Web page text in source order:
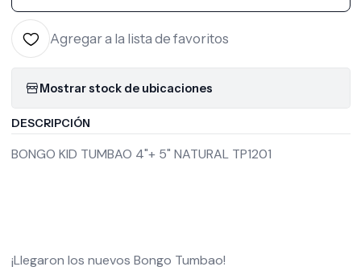
Agregar a la lista de favoritos
Mostrar stock de ubicaciones
DESCRIPCIÓN
BONGO KID TUMBAO 4"+ 5" NATURAL TP1201
¡Llegaron los nuevos Bongo Tumbao!